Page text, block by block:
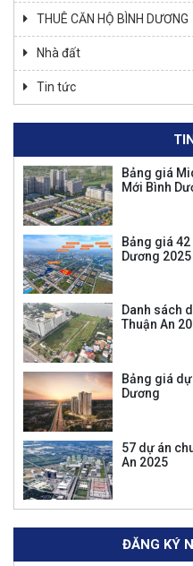
THUÊ CĂN HỘ BÌNH DƯƠNG
Nhà đất
Tin tức
Bảng giá
Mới Bình
Bảng giá
Dương 2025
Danh sách
Thuận An
Bảng giá
Dương
57 dự án
An 2025
ĐĂNG KÝ